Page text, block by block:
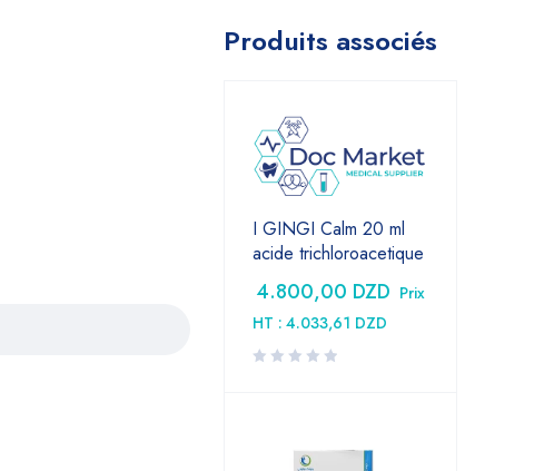
Produits associés
I GINGI Calm 20 ml
acide trichloroacetique
4.800,00 DZD Prix
HT : 4.033,61 DZD